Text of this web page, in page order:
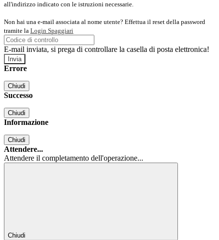
all'indirizzo indicato con le istruzioni necessarie.
Non hai una e-mail associata al nome utente? Effettua il reset della password
tramite la Login Spaggiari
E-mail inviata, si prega di controllare la casella di posta elettronica!
Errore
Chiudi
Successo
Chiudi
Informazione
Chiudi
Attendere...
Attendere il completamento dell'operazione...
Chiudi